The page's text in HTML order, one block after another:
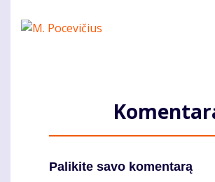
Palikite savo komentarą